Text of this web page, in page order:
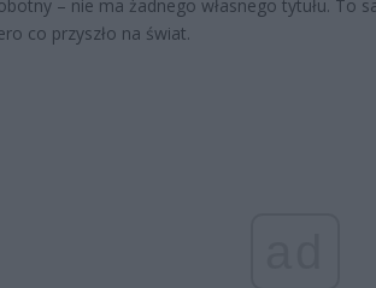
– nie ma żadnego własnego tytułu. To
co przyszło na świat.